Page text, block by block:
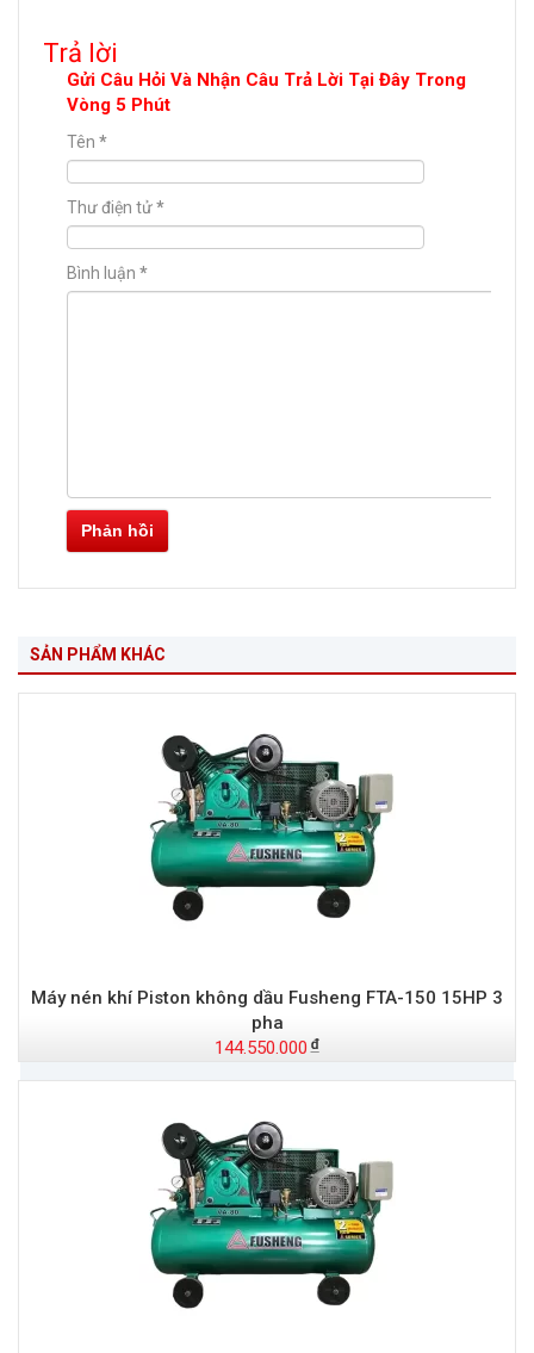
Trả lời
Gửi Câu Hỏi Và Nhận Câu Trả Lời Tại Đây Trong
Vòng 5 Phút
Tên *
Thư điện tử*
Bình luận *
Phản hồi
SẢN PHẨM KHÁC
Máy nén khí Piston không dầu Fusheng FTA-150 15HP 3
pha
144.550.000